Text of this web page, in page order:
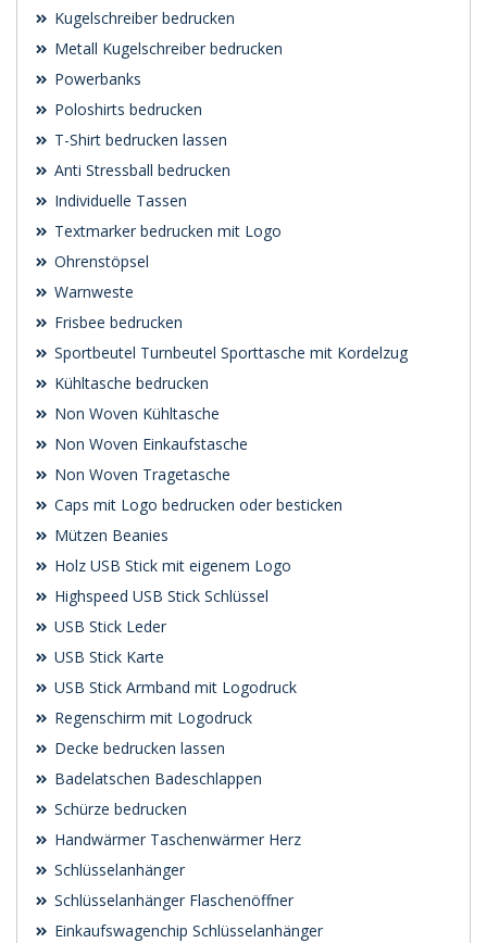
Kugelschreiber bedrucken
Metall Kugelschreiber bedrucken
Powerbanks
Poloshirts bedrucken
T-Shirt bedrucken lassen
Anti Stressball bedrucken
Individuelle Tassen
Textmarker bedrucken mit Logo
Ohrenstöpsel
Warnweste
Frisbee bedrucken
Sportbeutel Turnbeutel Sporttasche mit Kordelzug
Kühltasche bedrucken
Non Woven Kühltasche
Non Woven Einkaufstasche
Non Woven Tragetasche
Caps mit Logo bedrucken oder besticken
Mützen Beanies
Holz USB Stick mit eigenem Logo
Highspeed USB Stick Schlüssel
USB Stick Leder
USB Stick Karte
USB Stick Armband mit Logodruck
Regenschirm mit Logodruck
Decke bedrucken lassen
Badelatschen Badeschlappen
Schürze bedrucken
Handwärmer Taschenwärmer Herz
Schlüsselanhänger
Schlüsselanhänger Flaschenöffner
Einkaufswagenchip Schlüsselanhänger